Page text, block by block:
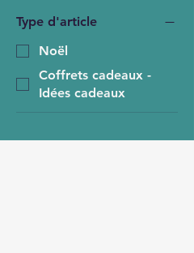
Type d'article
Noël
Coffrets cadeaux -
Idées cadeaux